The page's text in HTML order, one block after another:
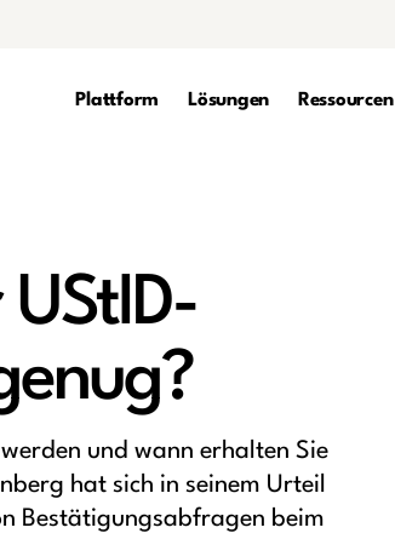
Plattform Lösungen Ressourcen
und wann erhalten Sie
hat sich in seinem Urteil
Bestätigungsabfragen beim